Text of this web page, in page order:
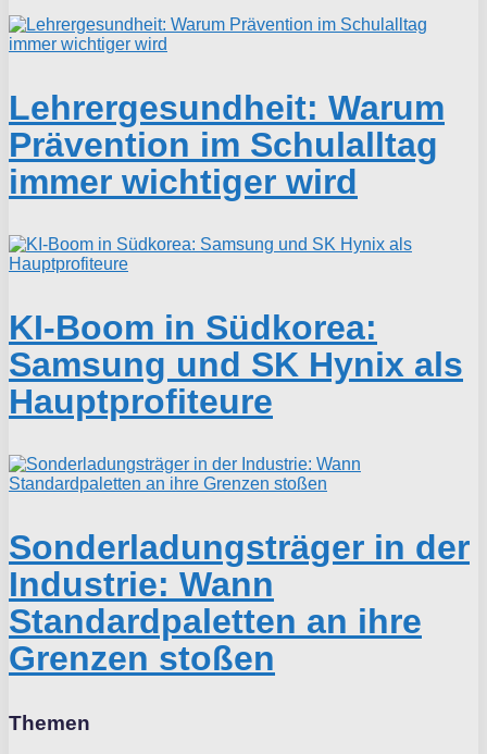
Lehrergesundheit: Warum
Prävention im Schulalltag
immer wichtiger wird
KI-Boom in Südkorea:
Samsung und SK Hynix als
Hauptprofiteure
Sonderladungsträger in der
Industrie: Wann
Standardpaletten an ihre
Grenzen stoßen
Themen